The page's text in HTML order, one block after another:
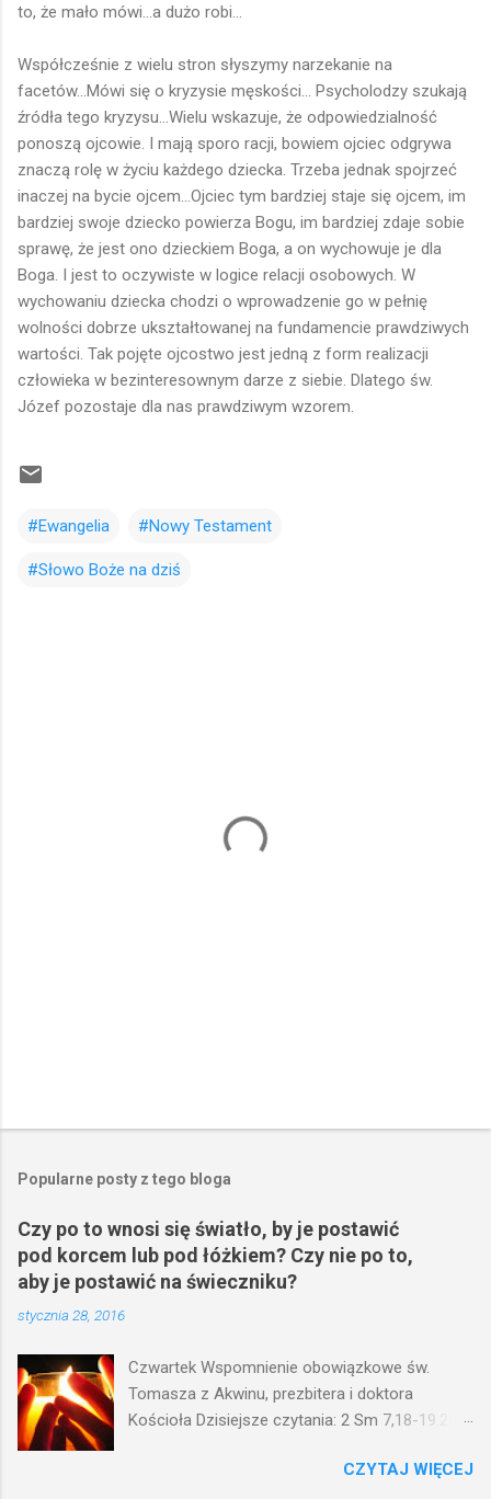
to, że mało mówi...a dużo robi...
Współcześnie z wielu stron słyszymy narzekanie na
facetów...Mówi się o kryzysie męskości... Psycholodzy szukają
źródła tego kryzysu...Wielu wskazuje, że odpowiedzialność
ponoszą ojcowie. I mają sporo racji, bowiem ojciec odgrywa
znaczą rolę w życiu każdego dziecka. Trzeba jednak spojrzeć
inaczej na bycie ojcem...Ojciec tym bardziej staje się ojcem, im
bardziej swoje dziecko powierza Bogu, im bardziej zdaje sobie
sprawę, że jest ono dzieckiem Boga, a on wychowuje je dla
Boga. I jest to oczywiste w logice relacji osobowych. W
wychowaniu dziecka chodzi o wprowadzenie go w pełnię
wolności dobrze ukształtowanej na fundamencie prawdziwych
wartości. Tak pojęte ojcostwo jest jedną z form realizacji
człowieka w bezinteresownym darze z siebie. Dlatego św.
Józef pozostaje dla nas prawdziwym wzorem.
#Ewangelia #Nowy Testament
#Słowo Boże na dziś
Popularne posty z tego bloga
Czy po to wnosi się światło, by je postawić
pod korcem lub pod łóżkiem? Czy nie po to,
aby je postawić na świeczniku?
stycznia 28, 2016
Czwartek Wspomnienie obowiązkowe św.
Tomasza z Akwinu, prezbitera i doktora
Kościoła Dzisiejsze czytania: 2 Sm 7,18-19.24-
(Mk 4,21-25) Jezus mówił ludowi: Czy po to
CZYTAJ WIĘCEJ